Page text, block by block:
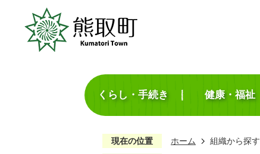
くらし・手続き 健康・福祉
現在の位置 ホーム 組織から探す